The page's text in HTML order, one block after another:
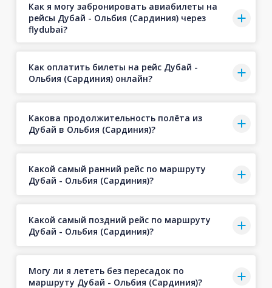
Как я могу забронировать авиабилеты на
рейсы Дубай - Ольбия (Сардиния) через
flydubai?
Как оплатить билеты на рейс Дубай -
Ольбия (Сардиния) онлайн?
Какова продолжительность полёта из
Дубай в Ольбия (Сардиния)?
Какой самый ранний рейс по маршруту
Дубай - Ольбия (Сардиния)?
Какой самый поздний рейс по маршруту
Дубай - Ольбия (Сардиния)?
Могу ли я лететь без пересадок по
маршруту Дубай - Ольбия (Сардиния)?